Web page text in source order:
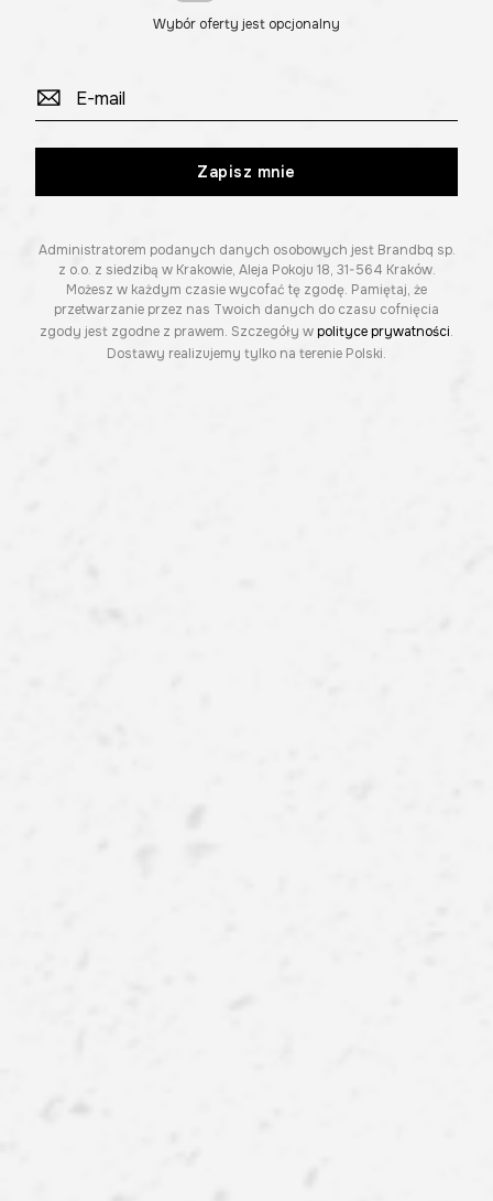
Wybór oferty jest opcjonalny
Zapisz mnie
Administratorem podanych danych osobowych jest Brandbq sp.
z o.o. z siedzibą w Krakowie, Aleja Pokoju 18, 31-564 Kraków.
Możesz w każdym czasie wycofać tę zgodę. Pamiętaj, że
przetwarzanie przez nas Twoich danych do czasu cofnięcia
zgody jest zgodne z prawem. Szczegóły w polityce prywatności.
Dostawy realizujemy tylko na terenie Polski.